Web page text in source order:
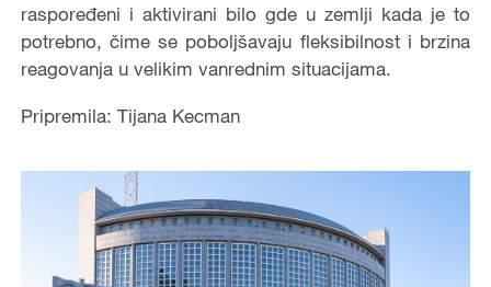
raspoređeni i aktivirani bilo gde u zemlji kada je to
potrebno, čime se poboljšavaju fleksibilnost i brzina
reagovanja u velikim vanrednim situacijama.
Pripremila: Tijana Kecman